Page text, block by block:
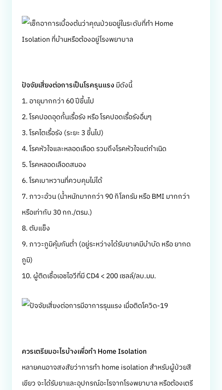
ปัจจัยเสี่ยงต่อการเป็นโรครุนแรง มีดังนี้
1. อายุมากกว่า 60 ปีขึ้นไป
2. โรคปอดอุดกั้นเรื้อรัง หรือ โรคปอดเรื้อรังอื่นๆ
3. โรคไตเรื้อรัง (ระยะ 3 ขึ้นไป)
4. โรคหัวใจและหลอดเลือด รวมถึงโรคหัวใจแต่กำเนิด
5. โรคหลอดเลือดสมอง
6. โรคเบาหวานที่ควบคุมไม่ได้
7. ภาวะอ้วน (น้ำหนักมากกว่า 90 กิโลกรัม หรือ BMI มากกว่า
หรือเท่ากับ 30 กก./ตรม.)
8. ตับแข็ง
9. ภาวะภูมิคุ้มกันต่ำ (อยู่ระหว่างได้รับยาเคมีบำบัด หรือ ยากด
ภูมิ)
10. ผู้ติดเชื้อเอชไอวีที่มี CD4 < 200 เซลล์/ลบ.มม.
ควรเตรียมอะไรบ้างเพื่อทำ Home Isolation
หลายคนอาจสงสัยว่าการทำ home isolation สำหรับผู้ป่วยสี
เขียว จะได้รับยาและอุปกรณ์อะไรจากโรงพยาบาล หรือต้องเตรี